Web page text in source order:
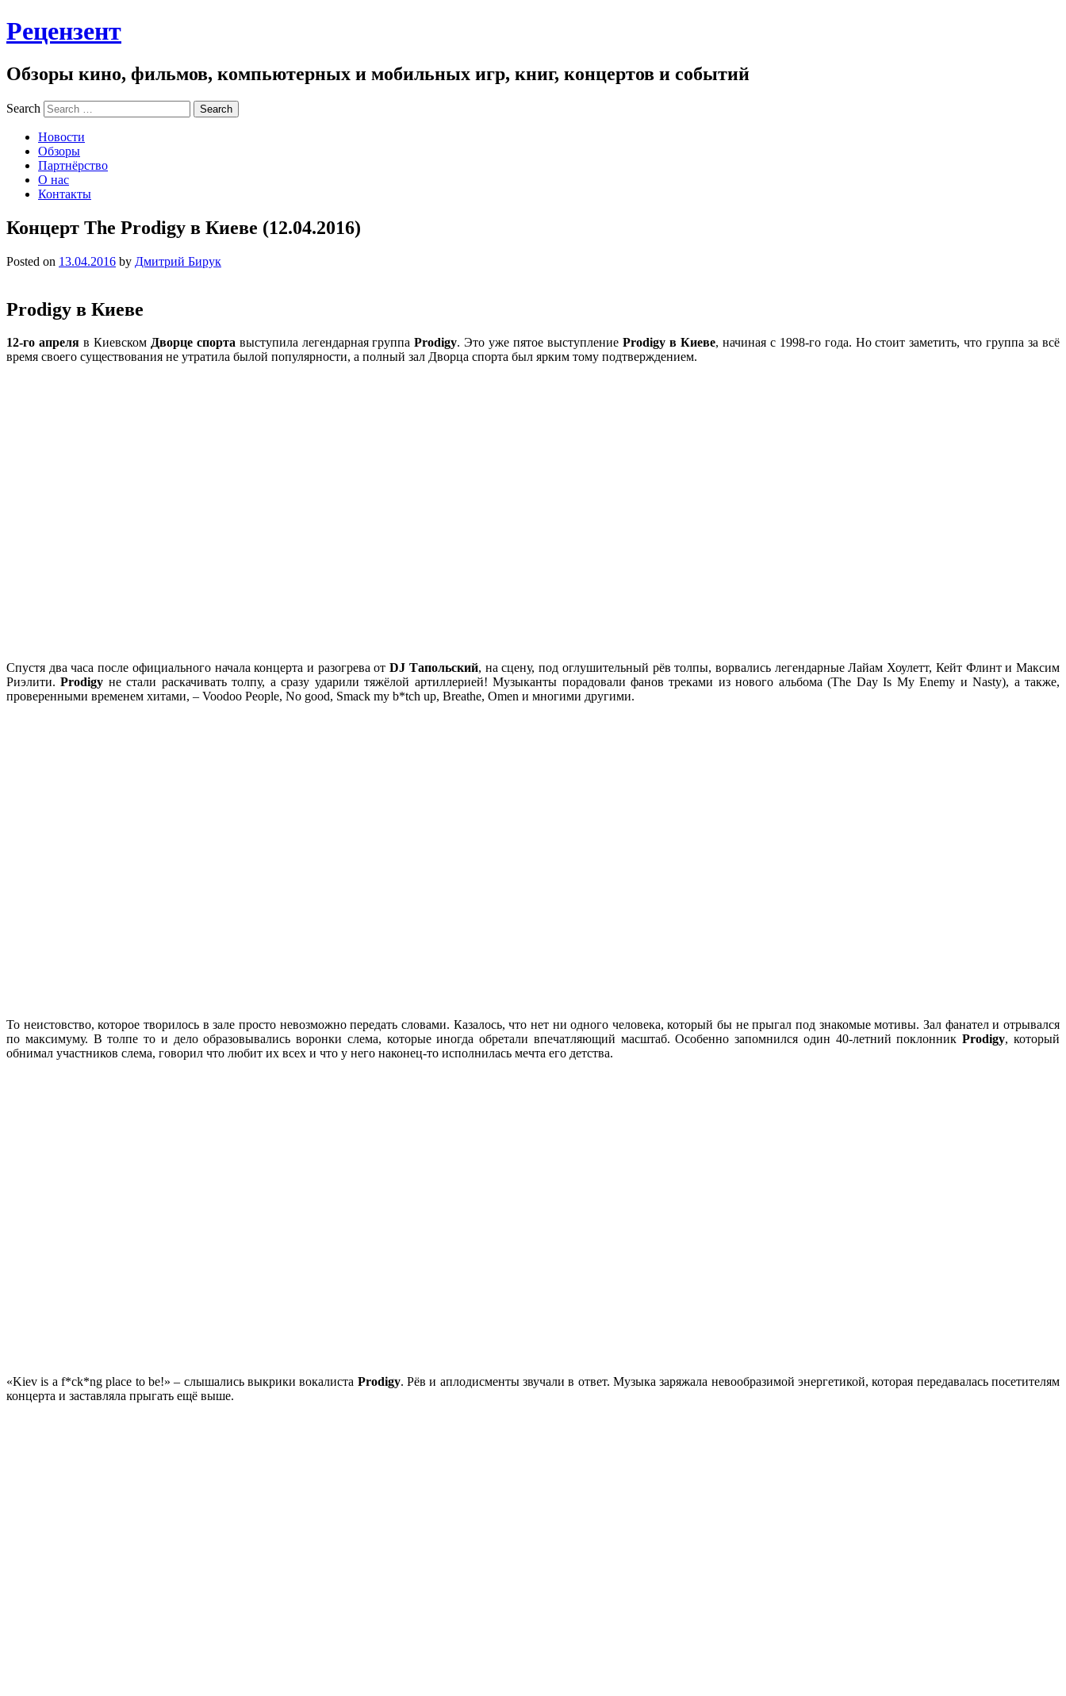
Рецензент
Обзоры кино, фильмов, компьютерных и мобильных игр, книг, концертов и событий
Search
Новости
Обзоры
Партнёрство
О нас
Контакты
Концерт The Prodigy в Киеве (12.04.2016)
Posted on 13.04.2016 by Дмитрий Бирук
Prodigy в Киеве
12-го апреляв Киевском Дворце спортавыступила легендарная группаProdigy. Это уже пятое выступлениеProdigy в Киеве, начиная с 1998-го года. Но стоит заметить, что группа за всё
время своего существования не утратила былой популярности, а полный зал Дворца спорта был ярким тому подтверждением.
Спустя два часа после официального начала концерта и разогрева отDJ Тапольский, на сцену, под оглушительный рёв толпы, ворвались легендарные Лайам Хоулетт, Кейт Флинт и Максим
Риэлити.Prodigy не стали раскачивать толпу, а сразу ударили тяжёлой артиллерией! Музыканты порадовали фанов треками из нового альбома (The Day Is My Enemy и Nasty), а также,
проверенными временем хитами, – Voodoo People, No good, Smack my b*tch up, Breathe, Omen и многими другими.
То неистовство, которое творилось в зале просто невозможно передать словами. Казалось, что нет ни одного человека, который бы не прыгал под знакомые мотивы. Зал фанател и отрывался
по максимуму. В толпе то и дело образовывались воронки слема, которые иногда обретали впечатляющий масштаб. Особенно запомнился один 40-летний поклонникProdigy, который
обнимал участников слема, говорил что любит их всех и что у него наконец-то исполнилась мечта его детства.
«Kiev is a f*ck*ng place to be!» – слышались выкрики вокалиста Prodigy. Рёв и аплодисменты звучали в ответ. Музыка заряжала невообразимой энергетикой, которая передавалась посетителям
концерта и заставляла прыгать ещё выше.